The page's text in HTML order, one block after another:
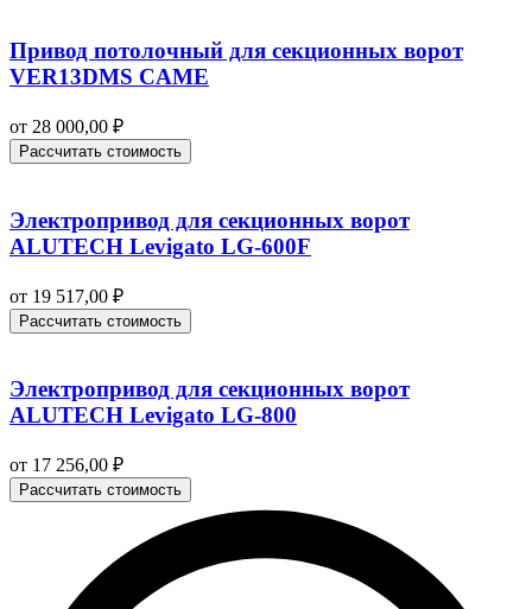
Привод потолочный для секционных ворот
VER13DMS CAME
от 28 000,00 ₽
Рассчитать стоимость
Электропривод для секционных ворот
ALUTECH Levigato LG-600F
от 19 517,00 ₽
Рассчитать стоимость
Электропривод для секционных ворот
ALUTECH Levigato LG-800
от 17 256,00 ₽
Рассчитать стоимость